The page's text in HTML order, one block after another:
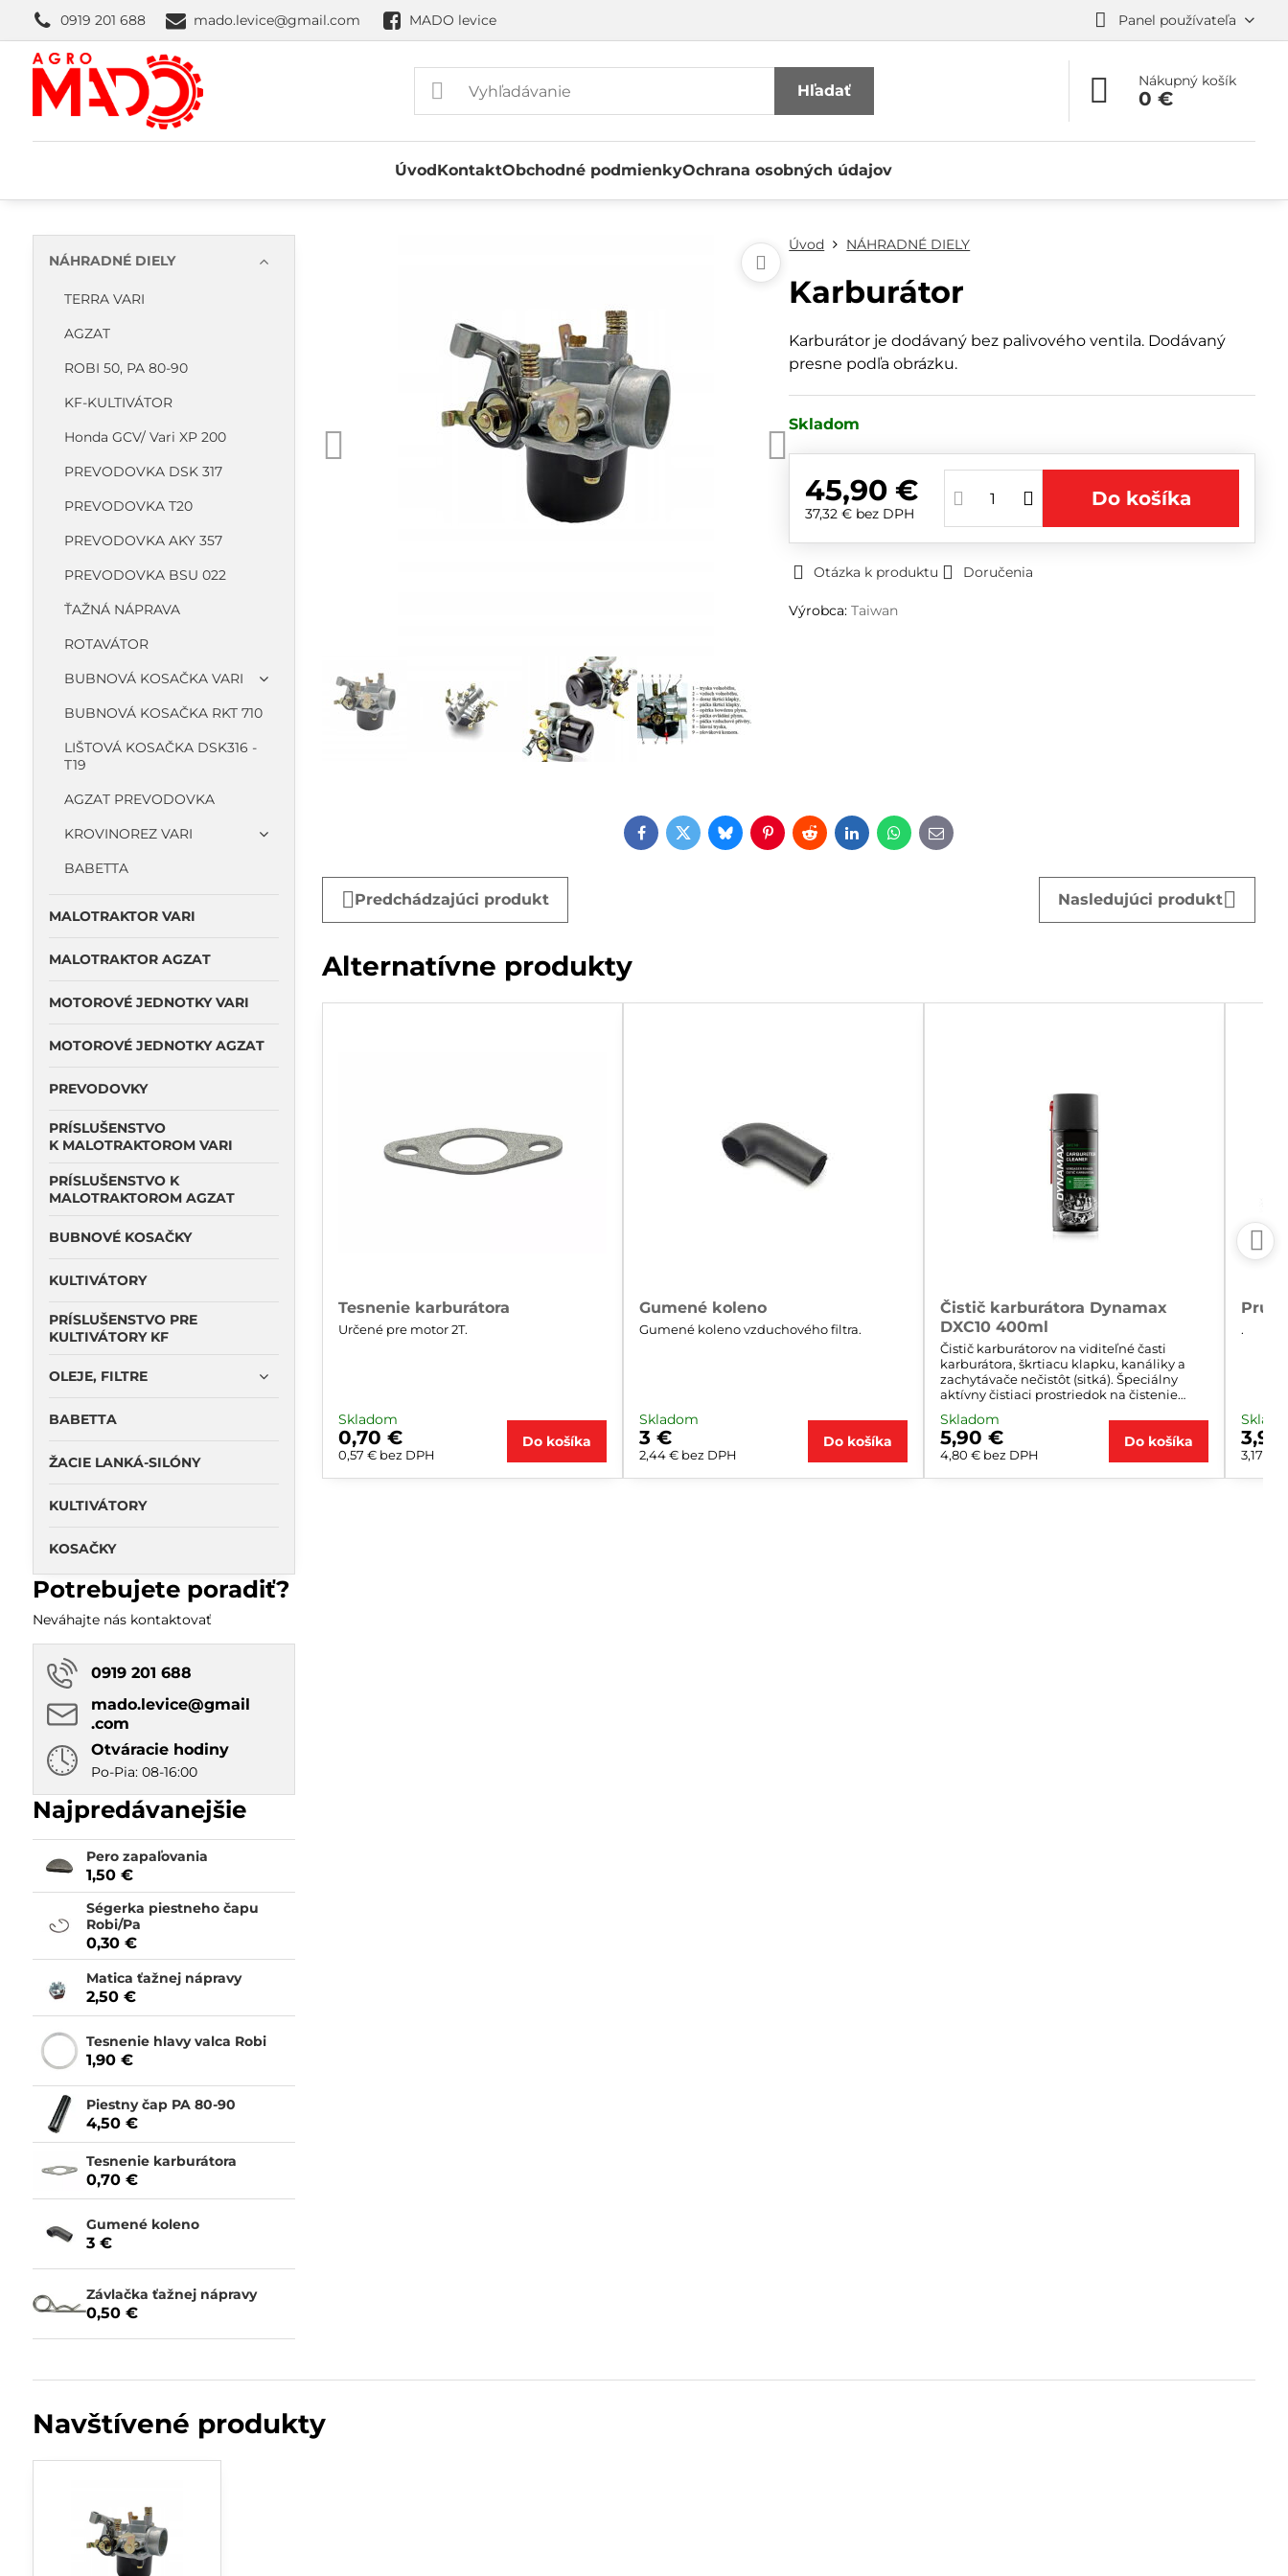
0919 201 688 mado.levice@gmail.com MADO levice Panel používateľa
Hľadať
Nákupný košík
0 €
ÚvodKontaktObchodné podmienkyOchrana osobných údajov
Úvod NÁHRADNÉ DIELY
Karburátor
Karburátor je dodávaný bez palivového ventila. Dodávaný
presne podľa obrázku.
Skladom
45,90 €
37,32 € bez DPH
Do košíka
Otázka k produktu Doručenia
Výrobca:Taiwan
Facebook
TwitterBlueskyPinterest
RedditLinkedInWhatsApp
E-
mail
Predchádzajúci produkt Nasledujúci produkt
Alternatívne produkty
Tesnenie karburátora
Určené pre motor 2T.
Skladom
0,70 €
0,57 € bez DPH
Do košíka
Gumené koleno
Gumené koleno vzduchového filtra.
Skladom
3 €
2,44 € bez DPH
Do košíka
Čistič karburátora Dynamax
DXC10 400ml
Čistič karburátorov na viditeľné časti
karburátora, škrtiacu klapku, kanáliky a
zachytávače nečistôt (sitká). Špeciálny
aktívny čistiaci prostriedok na čistenie
škrtiacej klapke a v sacom priestore.
Zaručuje funkčnosť pohyblivých dielov.
Silné rozpúšťacie vlastnosti. Cena za 1 liter
Skladom
5,90 €
4,80 € bez DPH
Do košíka
.
3,17 €
NÁHRADNÉ DIELY
TERRA VARI
AGZAT
ROBI 50, PA 80-90
KF-KULTIVÁTOR
Honda GCV/ Vari XP 200
PREVODOVKA DSK 317
PREVODOVKA T20
PREVODOVKA AKY 357
PREVODOVKA BSU 022
ŤAŽNÁ NÁPRAVA
ROTAVÁTOR
BUBNOVÁ KOSAČKA VARI
BUBNOVÁ KOSAČKA RKT 710
LIŠTOVÁ KOSAČKA DSK316 -
T19
AGZAT PREVODOVKA
KROVINOREZ VARI
BABETTA
MALOTRAKTOR VARI
MALOTRAKTOR AGZAT
MOTOROVÉ JEDNOTKY VARI
MOTOROVÉ JEDNOTKY AGZAT
PREVODOVKY
PRÍSLUŠENSTVO
K MALOTRAKTOROM VARI
PRÍSLUŠENSTVO K
MALOTRAKTOROM AGZAT
BUBNOVÉ KOSAČKY
KULTIVÁTORY
PRÍSLUŠENSTVO PRE
KULTIVÁTORY KF
OLEJE, FILTRE
BABETTA
ŽACIE LANKÁ-SILÓNY
KULTIVÁTORY
KOSAČKY
Potrebujete poradiť?
Neváhajte nás kontaktovať
0919 201 688
mado​.levice​@gmail​
.com
Otváracie hodiny
Po-Pia: 08-16:00
Najpredávanejšie
Pero zapaľovania
1,50 €
Ségerka piestneho čapu
Robi/Pa
0,30 €
Matica ťažnej nápravy
2,50 €
Tesnenie hlavy valca Robi
1,90 €
Piestny čap PA 80-90
4,50 €
Tesnenie karburátora
0,70 €
Gumené koleno
3 €
Závlačka ťažnej nápravy
0,50 €
Navštívené produkty